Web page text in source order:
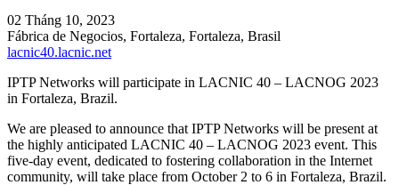
02 Tháng 10, 2023
Fábrica de Negocios, Fortaleza, Fortaleza, Brasil
lacnic40.lacnic.net
IPTP Networks will participate in LACNIC 40 – LACNOG 2023
in Fortaleza, Brazil.
We are pleased to announce that IPTP Networks will be present at
the highly anticipated LACNIC 40 – LACNOG 2023 event. This
five-day event, dedicated to fostering collaboration in the Internet
community, will take place from October 2 to 6 in Fortaleza, Brazil.